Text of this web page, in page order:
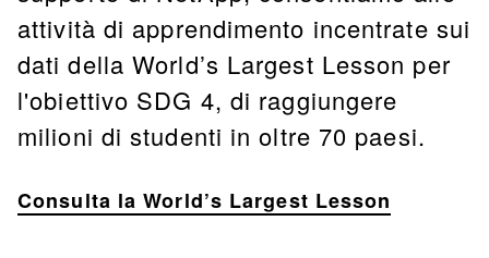
attività di apprendimento incentrate sui
dati della World’s Largest Lesson per
l'obiettivo SDG 4, di raggiungere
milioni di studenti in oltre 70 paesi.
Consulta la World’s Largest Lesson